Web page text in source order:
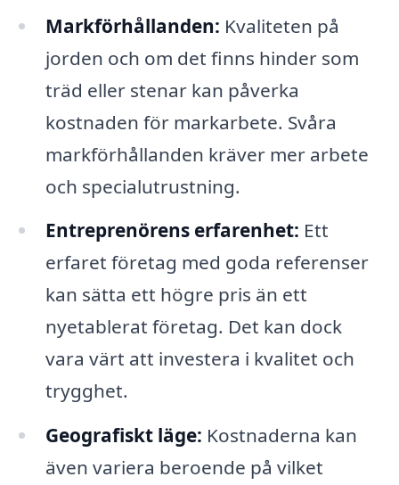
Markförhållanden: Kvaliteten på
jorden och om det finns hinder som
träd eller stenar kan påverka
kostnaden för markarbete. Svåra
markförhållanden kräver mer arbete
och specialutrustning.
Entreprenörens erfarenhet: Ett
erfaret företag med goda referenser
kan sätta ett högre pris än ett
nyetablerat företag. Det kan dock
vara värt att investera i kvalitet och
trygghet.
Geografiskt läge: Kostnaderna kan
även variera beroende på vilket